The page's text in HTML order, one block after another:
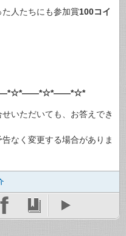
人たちにも参加賞100コイ
いただいても、お答えでき
なく変更する場合がありま